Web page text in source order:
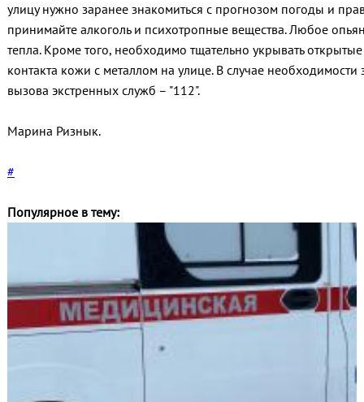
улицу нужно заранее знакомиться с прогнозом погоды и
принимайте алкоголь и психотропные вещества. Любое
тепла. Кроме того, необходимо тщательно укрывать открытые
контакта кожи с металлом на улице. В случае
вызова экстренных служб – "112".
Марина Ризнык.
#
Популярное в тему: